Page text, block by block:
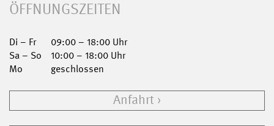
ÖFFNUNGSZEITEN
Di – Fr
09:00 – 18:00 Uhr
Sa – So
10:00 – 18:00 Uhr
Mo
geschlossen
Anfahrt